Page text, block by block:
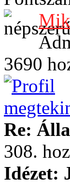
3690
Re:
308.
Idézet: